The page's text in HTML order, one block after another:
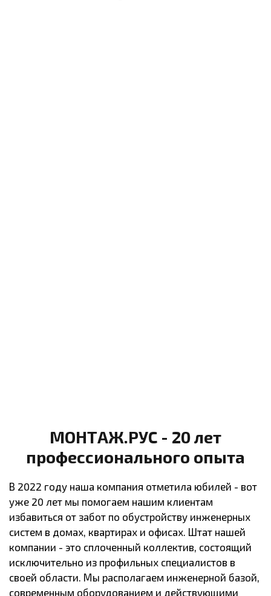
МОНТАЖ.РУС - 20 лет
профессионального опыта
В 2022 году наша компания отметила юбилей - вот
уже 20 лет мы помогаем нашим клиентам
избавиться от забот по обустройству инженерных
систем в домах, квартирах и офисах. Штат нашей
компании - это сплоченный коллектив, состоящий
исключительно из профильных специалистов в
своей области. Мы располагаем инженерной базой,
современным оборудованием и действующими